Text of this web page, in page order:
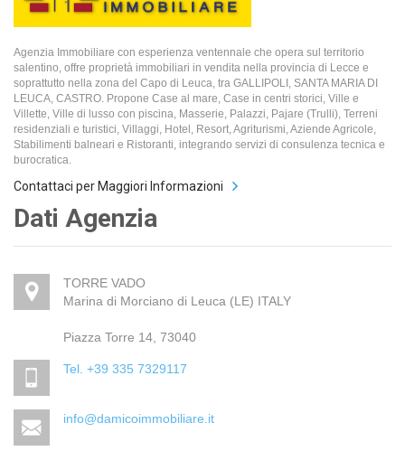
Agenzia Immobiliare con esperienza ventennale che opera sul territorio
salentino, offre proprietà immobiliari in vendita nella provincia di Lecce e
soprattutto nella zona del Capo di Leuca, tra GALLIPOLI, SANTA MARIA DI
LEUCA, CASTRO. Propone Case al mare, Case in centri storici, Ville e
Villette, Ville di lusso con piscina, Masserie, Palazzi, Pajare (Trulli), Terreni
residenziali e turistici, Villaggi, Hotel, Resort, Agriturismi, Aziende Agricole,
Stabilimenti balneari e Ristoranti, integrando servizi di consulenza tecnica e
burocratica.
Contattaci per Maggiori Informazioni
Dati Agenzia
TORRE VADO
Marina di Morciano di Leuca (LE) ITALY
Piazza Torre 14, 73040
Tel. +39 335 7329117
info@damicoimmobiliare.it